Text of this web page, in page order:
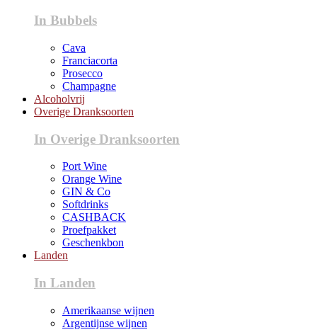
In Bubbels
Cava
Franciacorta
Prosecco
Champagne
Alcoholvrij
Overige Dranksoorten
In Overige Dranksoorten
Port Wine
Orange Wine
GIN & Co
Softdrinks
CASHBACK
Proefpakket
Geschenkbon
Landen
In Landen
Amerikaanse wijnen
Argentijnse wijnen